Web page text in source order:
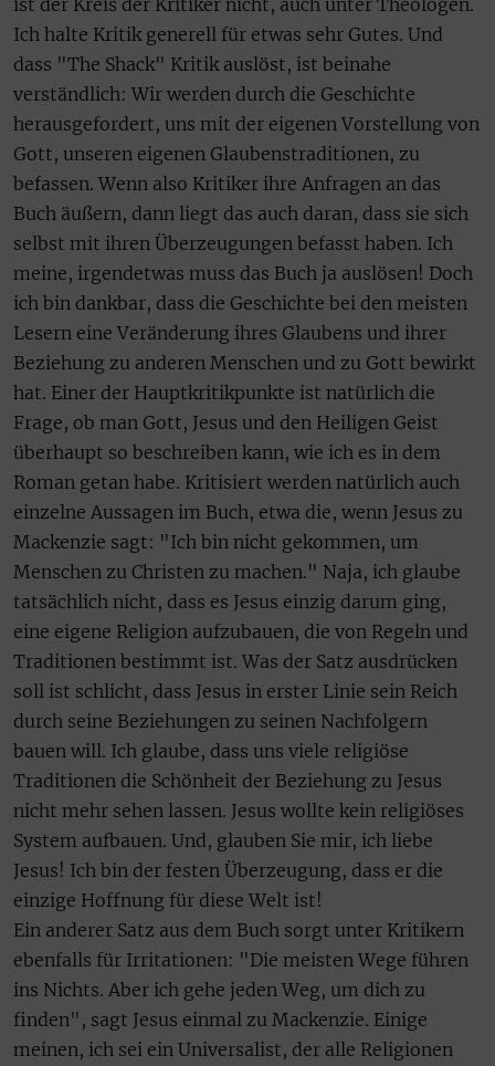
Ich halte Kritik generell für etwas sehr Gutes. Und
dass "The Shack" Kritik auslöst, ist beinahe
verständlich: Wir werden durch die Geschichte
herausgefordert, uns mit der eigenen Vorstellung von
Gott, unseren eigenen Glaubenstraditionen, zu
befassen. Wenn also Kritiker ihre Anfragen an das
Buch äußern, dann liegt das auch daran, dass sie sich
selbst mit ihren Überzeugungen befasst haben. Ich
meine, irgendetwas muss das Buch ja auslösen! Doch
ich bin dankbar, dass die Geschichte bei den meisten
Lesern eine Veränderung ihres Glaubens und ihrer
Beziehung zu anderen Menschen und zu Gott bewirkt
hat. Einer der Hauptkritikpunkte ist natürlich die
Frage, ob man Gott, Jesus und den Heiligen Geist
überhaupt so beschreiben kann, wie ich es in dem
Roman getan habe. Kritisiert werden natürlich auch
einzelne Aussagen im Buch, etwa die, wenn Jesus zu
Mackenzie sagt: "Ich bin nicht gekommen, um
Menschen zu Christen zu machen." Naja, ich glaube
tatsächlich nicht, dass es Jesus einzig darum ging,
eine eigene Religion aufzubauen, die von Regeln und
Traditionen bestimmt ist. Was der Satz ausdrücken
soll ist schlicht, dass Jesus in erster Linie sein Reich
durch seine Beziehungen zu seinen Nachfolgern
bauen will. Ich glaube, dass uns viele religiöse
Traditionen die Schönheit der Beziehung zu Jesus
nicht mehr sehen lassen. Jesus wollte kein religiöses
System aufbauen. Und, glauben Sie mir, ich liebe
Jesus! Ich bin der festen Überzeugung, dass er die
einzige Hoffnung für diese Welt ist!
Ein anderer Satz aus dem Buch sorgt unter Kritikern
ebenfalls für Irritationen: "Die meisten Wege führen
ins Nichts. Aber ich gehe jeden Weg, um dich zu
finden", sagt Jesus einmal zu Mackenzie. Einige
meinen, ich sei ein Universalist, der alle Religionen